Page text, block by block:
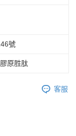
號
原胜肽
客服